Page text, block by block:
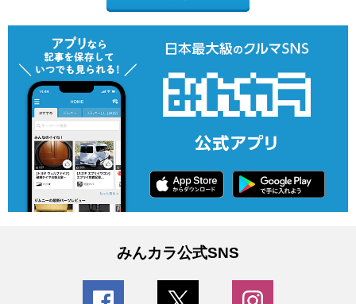
みんカラ公式SNS